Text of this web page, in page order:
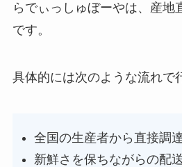
らでぃっしゅぼーやは、産地
です。
具体的には次のような流れで
全国の生産者から直接調達
新鮮さを保ちながらの配送